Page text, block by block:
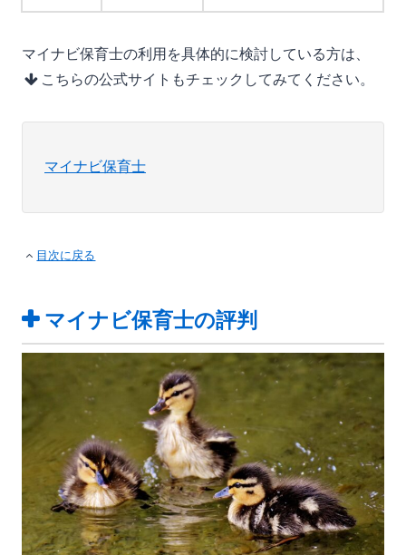
マイナビ保育士の利用を具体的に検討している方は、
こちらの公式サイトもチェックしてみてください。
マイナビ保育士
目次に戻る
マイナビ保育士の評判